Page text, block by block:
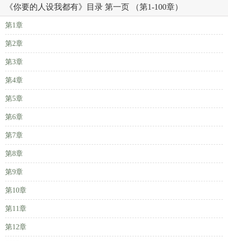
《你要的人设我都有》目录 第一页 （第1-100章）
第1章
第2章
第3章
第4章
第5章
第6章
第7章
第8章
第9章
第10章
第11章
第12章